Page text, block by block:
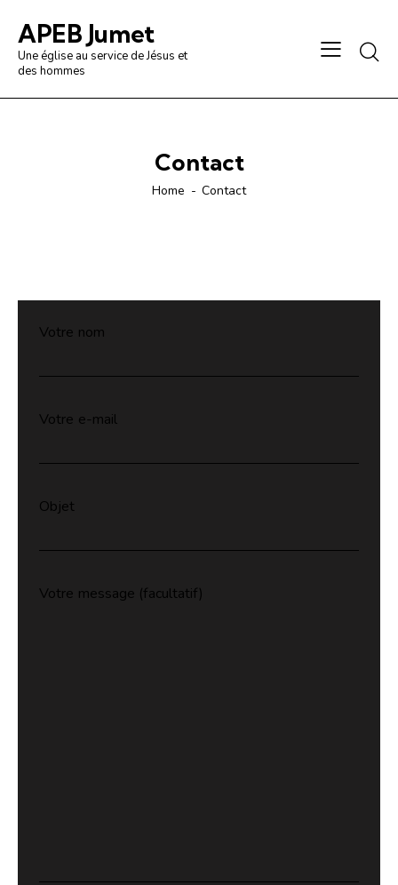
APEB Jumet
Une église au service de Jésus et
des hommes
Contact
Home Contact
Votre nom
Votre e-mail
Objet
Votre message (facultatif)